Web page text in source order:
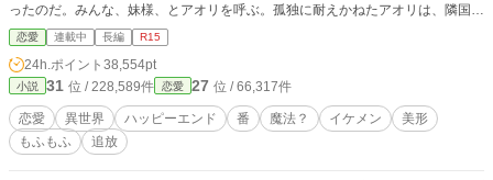
ったのだ。みんな、妹様、とアオリを呼ぶ。孤独に耐えかねたアオリは、隣国へ
と旅にでることにした。──そこで、自分の本当の運命が待っているとも、知ら
ずに。 ※以前投稿していた「竜王陛下の番……の妹様は、隣国で溺愛される」
のリメイクです。
恋愛 連載中 長編 R15
24h.ポイント 38,554pt
小説 31 位 / 228,589件 恋愛 27 位 / 66,317件
恋愛 異世界 ハッピーエンド 番 魔法？ イケメン
美形
もふもふ
追放